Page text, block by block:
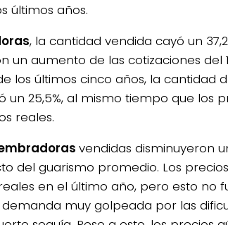
últimos años.
, la cantidad vendida cayó un
aumento de las cotizaciones del
los últimos cinco años, la cantidad
un 25,5%, al mismo tiempo que los
reales.
vendidas disminuyeron
del guarismo promedio. Los
en el último año, pero esto no
muy golpeada por las